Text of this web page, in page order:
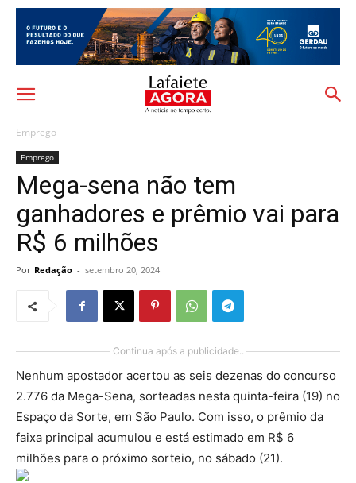
Emprego
Emprego
Mega-sena não tem
ganhadores e prêmio vai para
R$ 6 milhões
Por Redação - setembro 20, 2024
Continua após a publicidade..
Nenhum apostador acertou as seis dezenas do concurso
2.776 da Mega-Sena, sorteadas nesta quinta-feira (19) no
Espaço da Sorte, em São Paulo. Com isso, o prêmio da
faixa principal acumulou e está estimado em R$ 6
milhões para o próximo sorteio, no sábado (21).